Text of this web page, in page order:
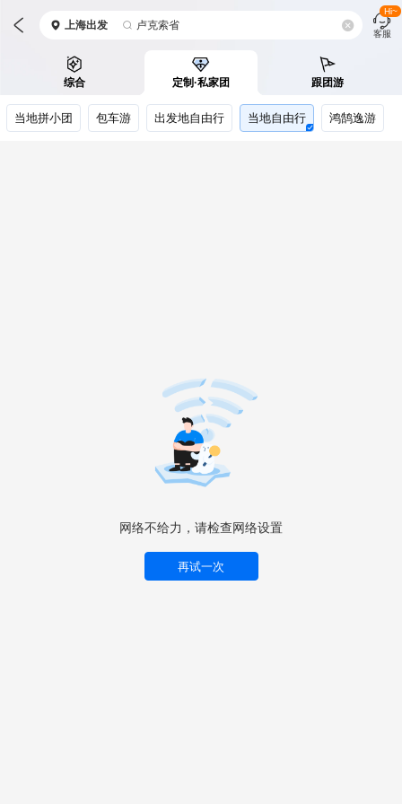
上海出发 卢克索省
客服
Hi~
综合 定制·私家团 跟团游
当地拼小团 包车游 出发地自由行 当地自由行 鸿鹄逸游
网络不给力，请检查网络设置
再试一次